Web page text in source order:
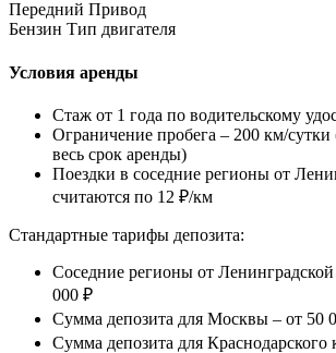
Передний Привод
Бензин Тип двигателя
Условия аренды
Стаж от 1 года по водительскому
Ограничение пробега – 200 км/сутки
весь срок аренды)
Поездки в соседние регионы от
считаются по 12 ₽/км
Стандартные тарифы депозита:
Соседние регионы от Ленинградской
000 ₽
Сумма депозита для Москвы – от 50
Сумма депозита для Краснодарского